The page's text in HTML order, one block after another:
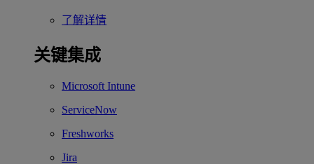
了解详情
关键集成
Microsoft Intune
ServiceNow
Freshworks
Jira